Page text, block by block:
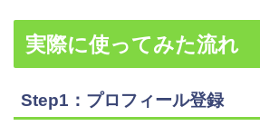
実際に使ってみた流れ
Step1：プロフィール登録